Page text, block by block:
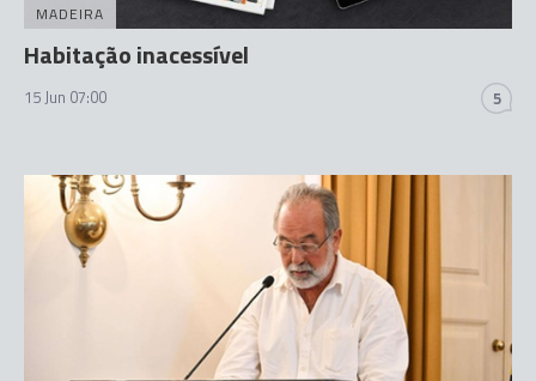
MADEIRA
Habitação inacessível
15 Jun 07:00 5